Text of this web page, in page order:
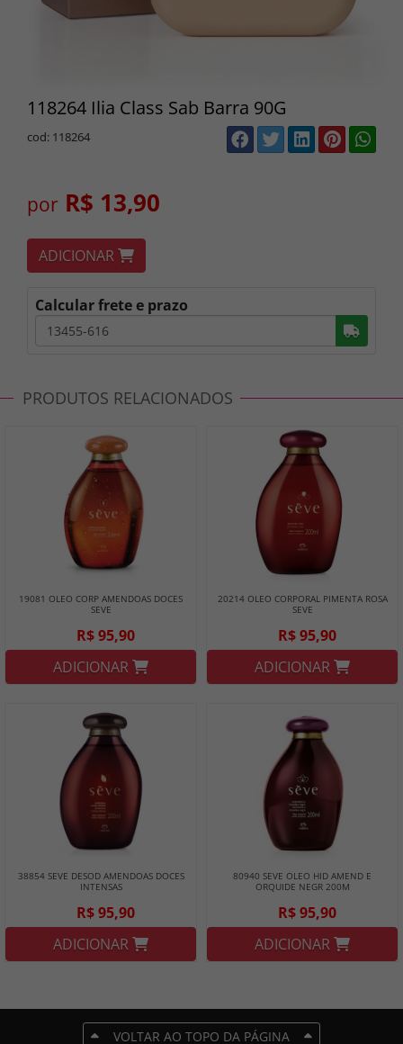
118264 Ilia Class Sab Barra 90G
cod: 118264
por R$ 13,90
ADICIONAR
Calcular frete e prazo
PRODUTOS RELACIONADOS
19081 OLEO CORP AMENDOAS DOCES
SEVE
R$ 95,90
ADICIONAR
20214 OLEO CORPORAL PIMENTA ROSA
SEVE
R$ 95,90
ADICIONAR
38854 SEVE DESOD AMENDOAS DOCES
INTENSAS
R$ 95,90
ADICIONAR
80940 SEVE OLEO HID AMEND E
ORQUIDE NEGR 200M
R$ 95,90
ADICIONAR
VOLTAR AO TOPO DA PÁGINA